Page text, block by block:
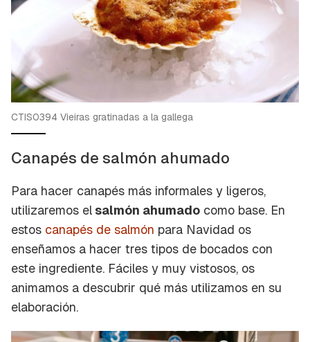
CTIS0394 Vieiras gratinadas a la gallega
Canapés de salmón ahumado
Para hacer canapés más informales y ligeros,
utilizaremos el salmón ahumado como base. En
estos canapés de salmón para Navidad os
enseñamos a hacer tres tipos de bocados con
este ingrediente. Fáciles y muy vistosos, os
animamos a descubrir qué más utilizamos en su
elaboración.